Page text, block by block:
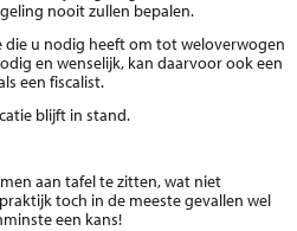
nooit zullen bepalen.
u nodig heeft om tot weloverwogen
en wenselijk, kan daarvoor ook een
een fiscalist.
blijft in stand.
aan tafel te zitten, wat niet
toch in de meeste gevallen wel
een kans!